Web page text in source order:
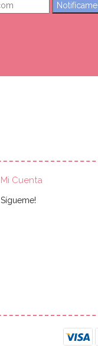
Notifícame
Mi Cuenta
Sígueme!